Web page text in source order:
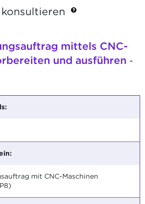
mittels CNC-
und ausführen -
mit CNC-Maschinen